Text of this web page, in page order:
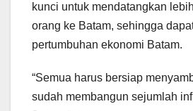
kunci untuk mendatangkan
orang ke Batam, sehingga
pertumbuhan ekonomi Batam.
“Semua harus bersiap
sudah membangun sejumlah